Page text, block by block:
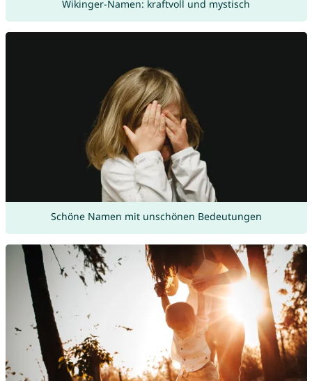
Wikinger-Namen: kraftvoll und mystisch
Schöne Namen mit unschönen Bedeutungen